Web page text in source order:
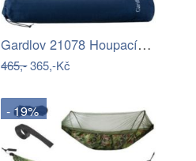
Gardlov 21078 Houpací síť 260x160 cm…
465,-365,-Kč
- 19%